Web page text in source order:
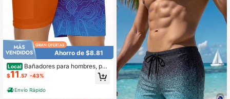
Ahorro de $8.81
Local Bañadores para hombres, pan
talones cortos de baño de secado r
ápido de 5 pulgadas de longura inte
rior cosidos, shorts de playa con for
ro de compresión
$11 .57 -43%
Envío Rápido